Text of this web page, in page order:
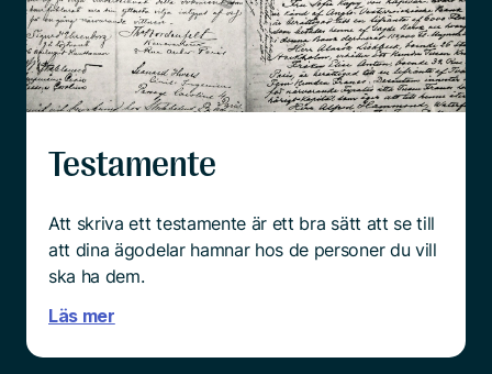
Testamente
Att skriva ett testamente är ett bra sätt att se till
att dina ägodelar hamnar hos de personer du vill
ska ha dem.
Läs mer